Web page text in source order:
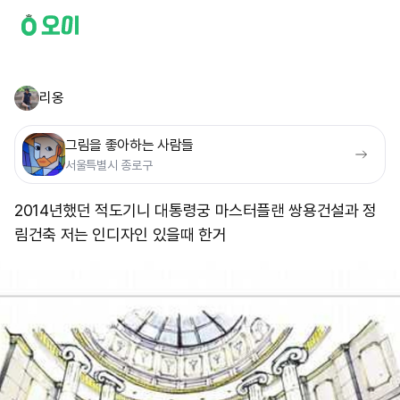
리옹
그림을 좋아하는 사람들
서울특별시 종로구
2014년했던 적도기니 대통령궁 마스터플랜 쌍용건설과 정
림건축 저는 인디자인 있을때 한거